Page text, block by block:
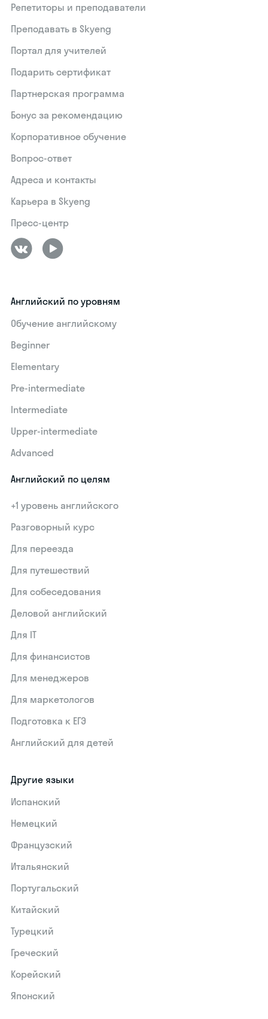
Репетиторы и преподаватели
Преподавать в Skyeng
Портал для учителей
Подарить сертификат
Партнерская программа
Бонус за рекомендацию
Корпоративное обучение
Вопрос-ответ
Адреса и контакты
Карьера в Skyeng
Пресс-центр
Английский по уровням
Обучение английскому
Beginner
Elementary
Pre-intermediate
Intermediate
Upper-intermediate
Advanced
Английский по целям
+1 уровень английского
Разговорный курс
Для переезда
Для путешествий
Для собеседования
Деловой английский
Для IT
Для финансистов
Для менеджеров
Для маркетологов
Подготовка к ЕГЭ
Английский для детей
Другие языки
Испанский
Немецкий
Французский
Итальянский
Португальский
Китайский
Турецкий
Греческий
Корейский
Японский